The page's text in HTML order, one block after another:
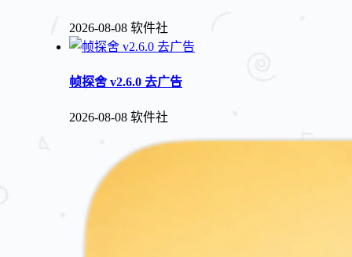
2026-08-08 软件社
帧探舍 v2.6.0 去广告
2026-08-08 软件社